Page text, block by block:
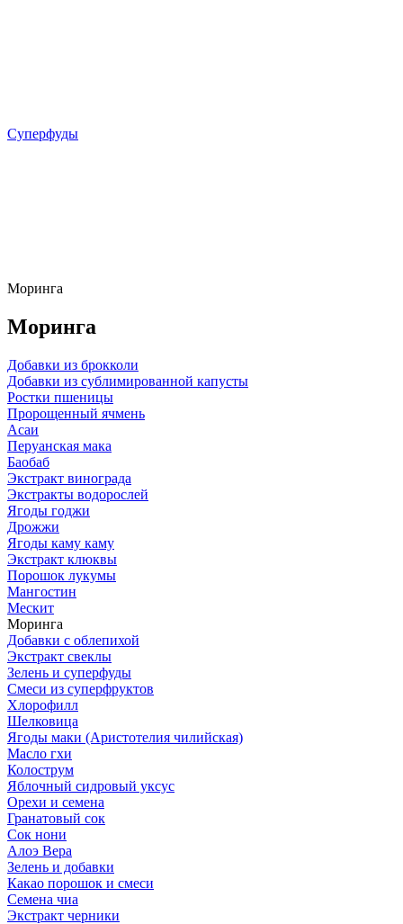
Суперфуды
Моринга
Моринга
Добавки из брокколи
Добавки из сублимированной капусты
Ростки пшеницы
Пророщенный ячмень
Асаи
Перуанская мака
Баобаб
Экстракт винограда
Экстракты водорослей
Ягоды годжи
Дрожжи
Ягоды каму каму
Экстракт клюквы
Порошок лукумы
Мангостин
Мескит
Моринга
Добавки с облепихой
Экстракт свеклы
Зелень и суперфуды
Смеси из суперфруктов
Хлорофилл
Шелковица
Ягоды маки (Аристотелия чилийская)
Масло гхи
Колострум
Яблочный сидровый уксус
Орехи и семена
Гранатовый сок
Сок нони
Алоэ Вера
Зелень и добавки
Какао порошок и смеси
Семена чиа
Экстракт черники